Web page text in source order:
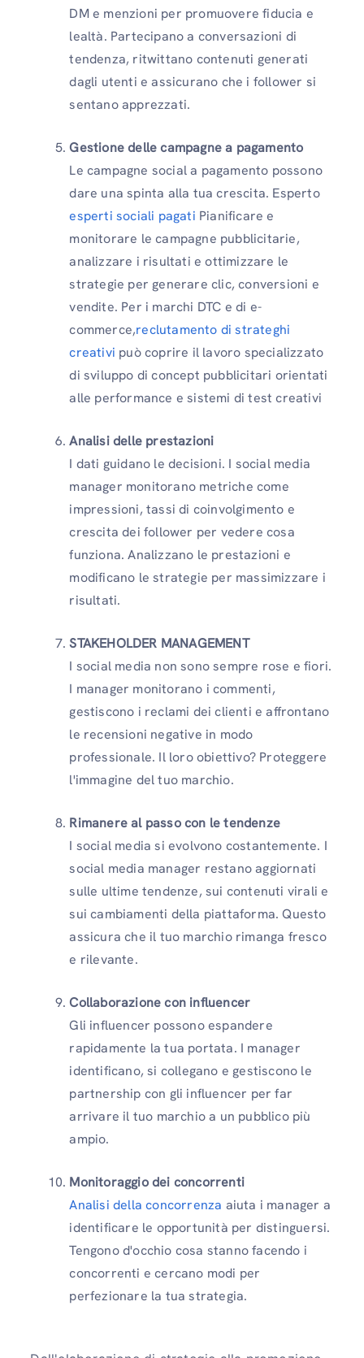
DM e menzioni per promuovere fiducia e
lealtà. Partecipano a conversazioni di
tendenza, ritwittano contenuti generati
dagli utenti e assicurano che i follower si
sentano apprezzati.
Gestione delle campagne a pagamento
Le campagne social a pagamento possono
dare una spinta alla tua crescita. Esperto
esperti sociali pagati Pianificare e
monitorare le campagne pubblicitarie,
analizzare i risultati e ottimizzare le
strategie per generare clic, conversioni e
vendite. Per i marchi DTC e di e-
commerce,reclutamento di strateghi
creativi può coprire il lavoro specializzato
di sviluppo di concept pubblicitari orientati
alle performance e sistemi di test creativi
Analisi delle prestazioni
I dati guidano le decisioni. I social media
manager monitorano metriche come
impressioni, tassi di coinvolgimento e
crescita dei follower per vedere cosa
funziona. Analizzano le prestazioni e
modificano le strategie per massimizzare i
risultati.
STAKEHOLDER MANAGEMENT
I social media non sono sempre rose e fiori.
I manager monitorano i commenti,
gestiscono i reclami dei clienti e affrontano
le recensioni negative in modo
professionale. Il loro obiettivo? Proteggere
l'immagine del tuo marchio.
Rimanere al passo con le tendenze
I social media si evolvono costantemente. I
social media manager restano aggiornati
sulle ultime tendenze, sui contenuti virali e
sui cambiamenti della piattaforma. Questo
assicura che il tuo marchio rimanga fresco
e rilevante.
Collaborazione con influencer
Gli influencer possono espandere
rapidamente la tua portata. I manager
identificano, si collegano e gestiscono le
partnership con gli influencer per far
arrivare il tuo marchio a un pubblico più
ampio.
Monitoraggio dei concorrenti
Analisi della concorrenza aiuta i manager a
identificare le opportunità per distinguersi.
Tengono d'occhio cosa stanno facendo i
concorrenti e cercano modi per
perfezionare la tua strategia.